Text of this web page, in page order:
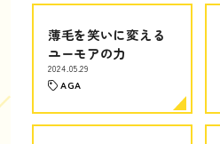
薄毛を笑いに変える
ユーモアの力
2024.05.29
AGA